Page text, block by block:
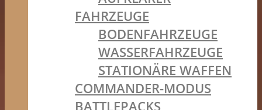
FAHRZEUGE
BODENFAHRZEUGE
WASSERFAHRZEUGE
STATIONÄRE WAFFEN
COMMANDER-MODUS